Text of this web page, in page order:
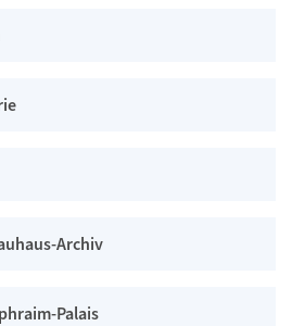
Archiv
Palais